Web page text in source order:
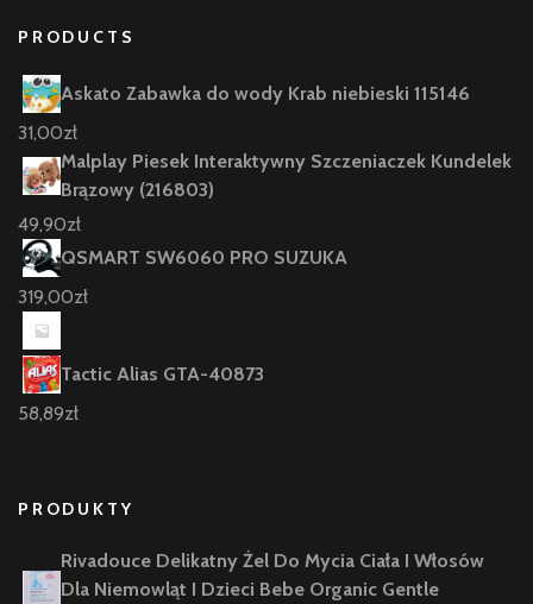
PRODUCTS
Askato Zabawka do wody Krab niebieski 115146
31,00zł
Malplay Piesek Interaktywny Szczeniaczek Kundelek
Brązowy (216803)
49,90zł
QSMART SW6060 PRO SUZUKA
319,00zł
Tactic Alias GTA-40873
58,89zł
PRODUKTY
Rivadouce Delikatny Żel Do Mycia Ciała I Włosów
Dla Niemowląt I Dzieci Bebe Organic Gentle